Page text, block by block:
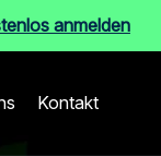
anmelden
Kontakt